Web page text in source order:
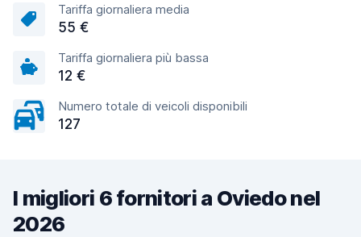
Tariffa giornaliera media
55 €
Tariffa giornaliera più bassa
12 €
Numero totale di veicoli disponibili
127
I migliori 6 fornitori a Oviedo nel
2026